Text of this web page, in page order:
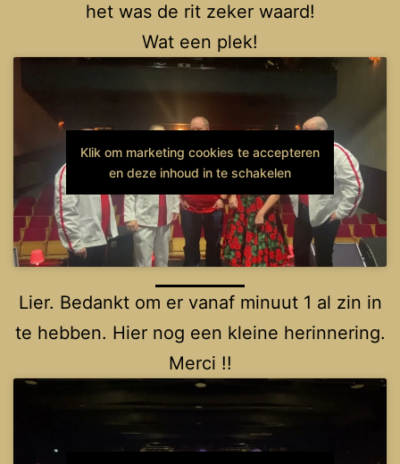
het was de rit zeker waard!
Wat een plek!
Klik om marketing cookies te accepteren
en deze inhoud in te schakelen
Lier. Bedankt om er vanaf minuut 1 al zin in
te hebben. Hier nog een kleine herinnering.
Merci !!